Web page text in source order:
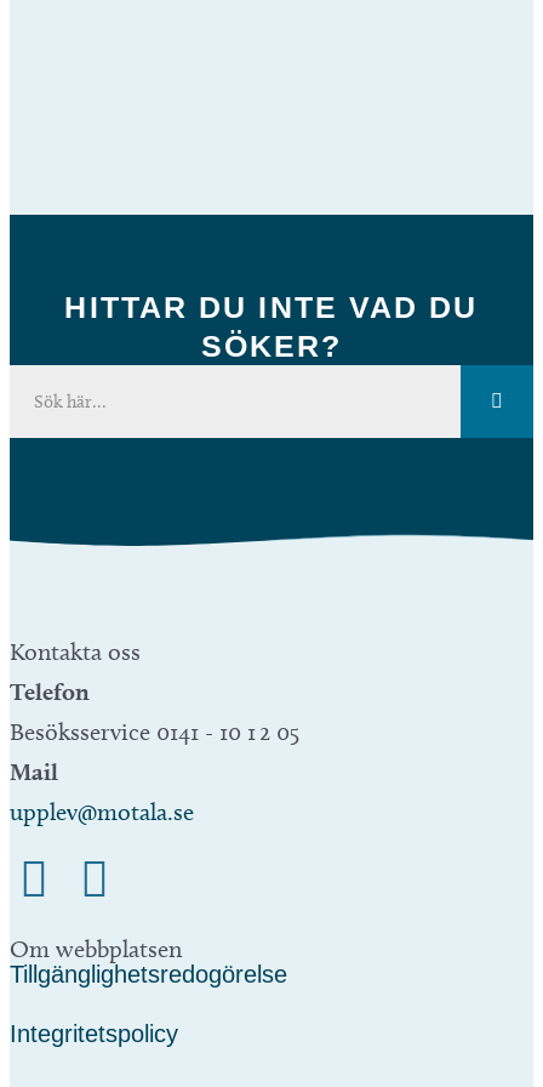
HITTAR DU INTE VAD DU
SÖKER?
Kontakta oss
Telefon
Besöksservice 0141 - 10 1 2 05
Mail
upplev@motala.se
Om webbplatsen
Tillgänglighetsredogörelse
Integritetspolicy